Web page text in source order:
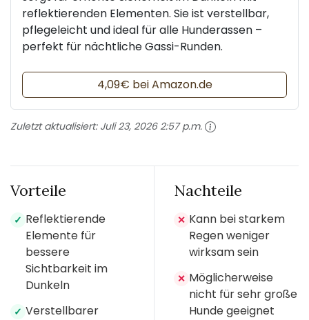
reflektierenden Elementen. Sie ist verstellbar,
pflegeleicht und ideal für alle Hunderassen –
perfekt für nächtliche Gassi-Runden.
4,09€ bei Amazon.de
Zuletzt aktualisiert: Juli 23, 2026 2:57 p.m.
Vorteile
✓ Reflektierende
Elemente für
bessere
Sichtbarkeit im
Dunkeln
✓ Verstellbarer
Nachteile
✕ Kann bei starkem
Regen weniger
wirksam sein
✕ Möglicherweise
nicht für sehr große
Hunde geeignet